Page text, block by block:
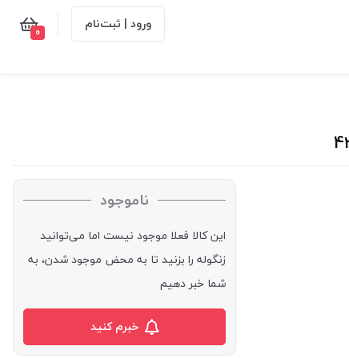
ورود | ثبت‌نام 0
ناموجود
این کالا فعلا موجود نیست اما می‌توانید
زنگوله را بزنید تا به محض موجود شدن، به
شما خبر دهیم
خبرم کنید